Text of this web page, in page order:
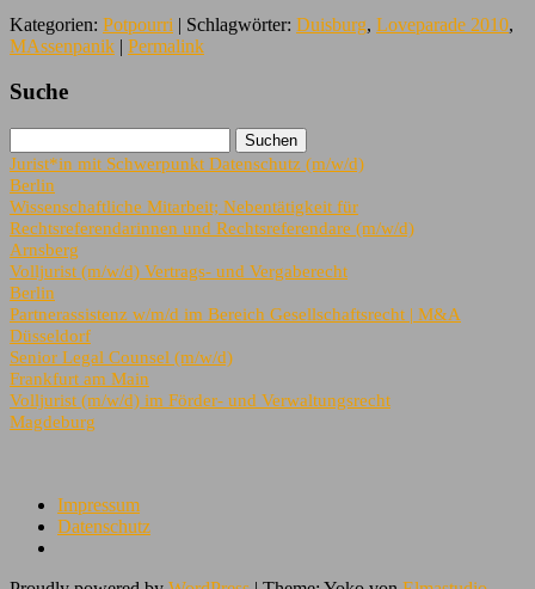
Kategorien: Potpourri | Schlagwörter: Duisburg, Loveparade 2010,
MAssenpanik | Permalink
Suche
Jurist*in mit Schwerpunkt Datenschutz (m/w/d)
Berlin
Wissenschaftliche Mitarbeit; Nebentätigkeit für
Rechtsreferendarinnen und Rechtsreferendare (m/w/d)
Arnsberg
Volljurist (m/w/d) Vertrags- und Vergaberecht
Berlin
Partnerassistenz w/m/d im Bereich Gesellschaftsrecht | M&A
Düsseldorf
Senior Legal Counsel (m/w/d)
Frankfurt am Main
Volljurist (m/w/d) im Förder- und Verwaltungsrecht
Magdeburg
Impressum
Datenschutz